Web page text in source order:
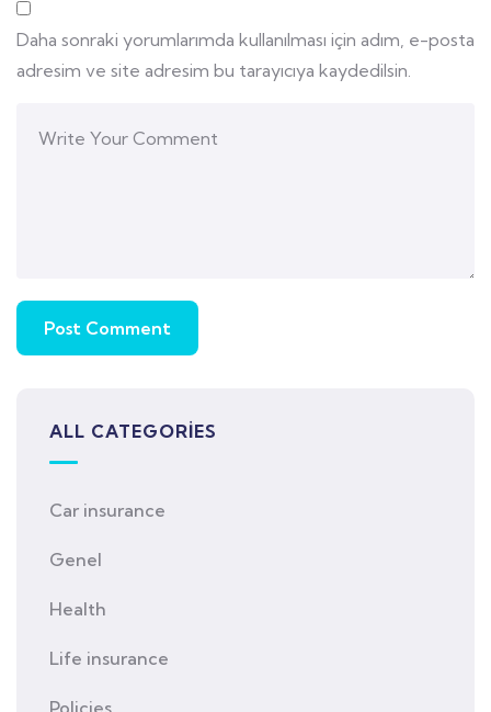
Daha sonraki yorumlarımda kullanılması için adım, e-posta
adresim ve site adresim bu tarayıcıya kaydedilsin.
ALL CATEGORIES
Car insurance
Genel
Health
Life insurance
Policies